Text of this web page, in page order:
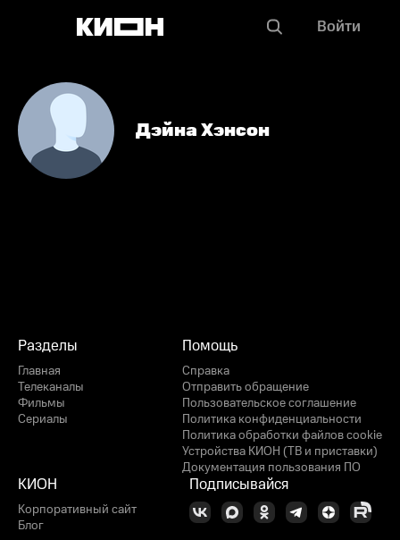
Войти
Дэйна Хэнсон
Разделы
Главная
Телеканалы
Фильмы
Сериалы
Помощь
Справка
Отправить обращение
Пользовательское соглашение
Политика конфиденциальности
Политика обработки файлов cookie
Устройства КИОН (ТВ и приставки)
Документация пользования ПО
КИОН
Корпоративный сайт
Блог
Подписывайся